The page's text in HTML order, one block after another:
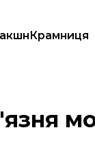
Крамниця